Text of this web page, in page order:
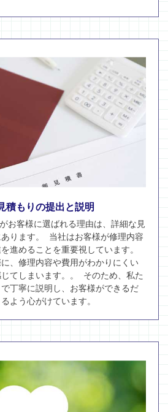
積もりの提出と説明
お客様に選ばれる理由は、詳細な見
ります。 当社はお客様が修理内容
進めることを重要視しています。
、修理内容や費用がわかりにくい
てしまいます。。 そのため、私た
丁寧に説明し、お客様ができるだ
よう心がけています。